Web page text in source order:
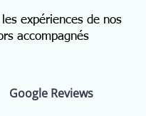
expériences de nos
accompagnés
Google Reviews